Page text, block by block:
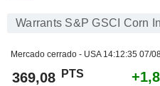
Warrants S&P GSCI Corn
Mercado cerrado - USA 14:12:35 07/
369,08 PTS